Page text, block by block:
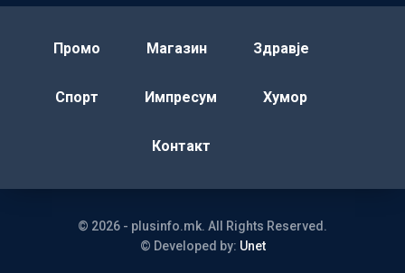
Промо Магазин Здравје
Спорт Импресум Хумор
Контакт
© 2026 - plusinfo.mk. All Rights Reserved.
© Developed by: Unet